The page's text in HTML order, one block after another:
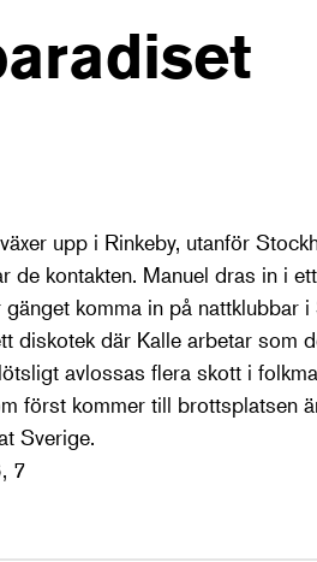
upp i Rinkeby, utanför
de kontakten. Manuel dras in i
komma in på nattklubbar
diskotek där Kalle arbetar som
avlossas flera skott i
först kommer till brottsplatsen
Sverige.
7